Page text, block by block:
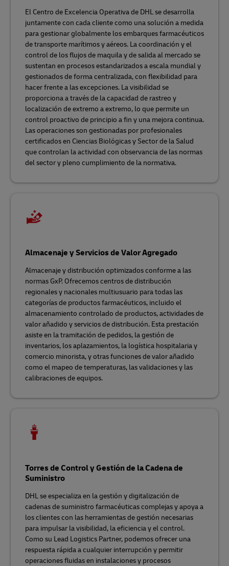
El Centro de Excelencia Operativa de DHL se desarrolla
juntamente con cada cliente como una solución a medida
para gestionar globalmente los embarques farmacéuticos
de transporte marítimos y aéreos. La coordinación y el
control de los flujos de maquila y de salida al mercado se
sustentan en procesos estandarizados a escala mundial y
gestionados de forma centralizada, con flexibilidad para
hacer frente a las excepciones. La visibilidad se
proporciona a través de la capacidad de rastreo y
localización de extremo a extremo, lo que permite un
control proactivo de principio a fin y una mejora continua.
Las operaciones son gestionadas por profesionales
certificados en Ciencias Biológicas y Sector de la Salud
que controlan la actividad con observancia de las normas
del sector y pleno cumplimiento de la normativa.
Almacenaje y Servicios de Valor Agregado
Almacenaje y distribución optimizados conforme a las
normas GxP. Ofrecemos centros de distribución
regionales y nacionales multiusuario para todas las
categorías de productos farmacéuticos, incluido el
almacenamiento controlado de productos, actividades de
valor añadido y servicios de distribución. Esta prestación
asiste en la tramitación de pedidos, la gestión de
inventarios, los aplazamientos, la logística hospitalaria y
comercio minorista, y otras funciones de valor añadido
como el mapeo de temperaturas, las validaciones y las
calibraciones de equipos.
Torres de Control y Gestión de la Cadena de
Suministro
DHL se especializa en la gestión y digitalización de
cadenas de suministro farmacéuticas complejas y apoya a
los clientes con las herramientas de gestión necesarias
para impulsar la visibilidad, la eficiencia y el control.
Como su Lead Logistics Partner, podemos ofrecer una
respuesta rápida a cualquier interrupción y permitir
operaciones fluidas en instalaciones y procesos